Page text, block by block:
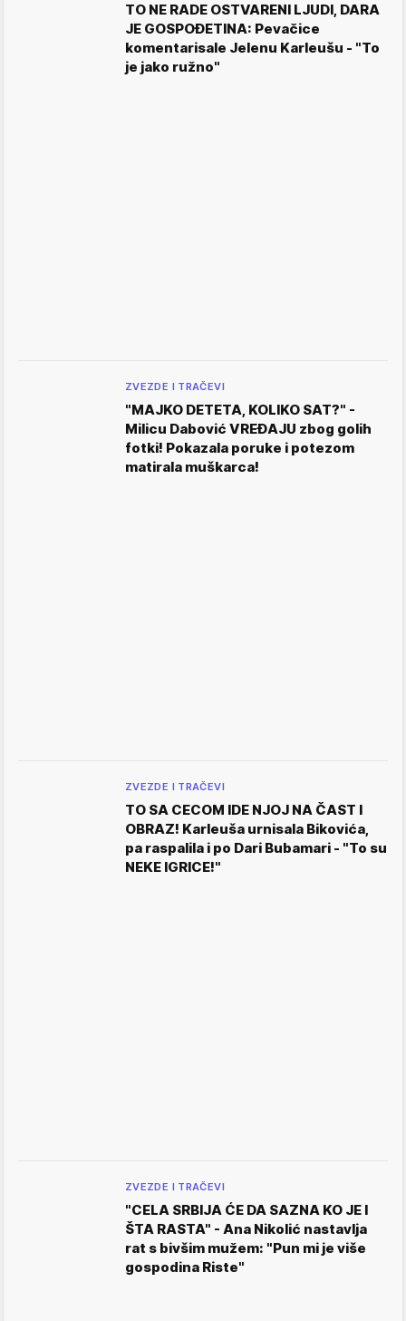
TO NE RADE OSTVARENI LJUDI, DARA
JE GOSPOĐETINA: Pevačice
komentarisale Jelenu Karleušu - "To
je jako ružno"
ZVEZDE I TRAČEVI
"MAJKO DETETA, KOLIKO SAT?" -
Milicu Dabović VREĐAJU zbog golih
fotki! Pokazala poruke i potezom
matirala muškarca!
ZVEZDE I TRAČEVI
TO SA CECOM IDE NJOJ NA ČAST I
OBRAZ! Karleuša urnisala Bikovića,
pa raspalila i po Dari Bubamari - "To su
NEKE IGRICE!"
ZVEZDE I TRAČEVI
"CELA SRBIJA ĆE DA SAZNA KO JE I
ŠTA RASTA" - Ana Nikolić nastavlja
rat s bivšim mužem: "Pun mi je više
gospodina Riste"